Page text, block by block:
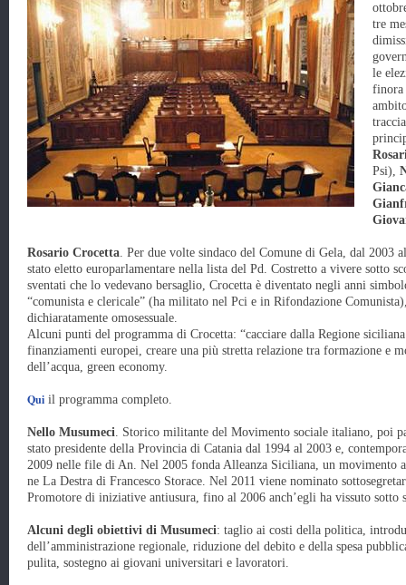
tre
le
finora
Psi),
Rosario Crocetta. Per due volte sindaco del Comune di Gela, dal 2003
stato eletto europarlamentare nella lista del Pd. Costretto a vivere sotto
sventati che lo vedevano bersaglio, Crocetta è diventato negli anni
“comunista e clericale” (ha militato nel Pci e in Rifondazione
dichiaratamente omosessuale.
Alcuni punti del programma di Crocetta: “cacciare dalla Regione
finanziamenti europei, creare una più stretta relazione tra formazione e
dell’acqua, green economy.
Qui il programma completo.
Nello Musumeci. Storico militante del Movimento sociale italiano, poi
stato presidente della Provincia di Catania dal 1994 al 2003 e,
2009 nelle file di An. Nel 2005 fonda Alleanza Siciliana, un movimento
ne La Destra di Francesco Storace. Nel 2011 viene nominato
Promotore di iniziative antiusura, fino al 2006 anch’egli ha vissuto sotto
Alcuni degli obiettivi di Musumeci: taglio ai costi della politica,
dell’amministrazione regionale, riduzione del debito e della spesa
pulita, sostegno ai giovani universitari e lavoratori.